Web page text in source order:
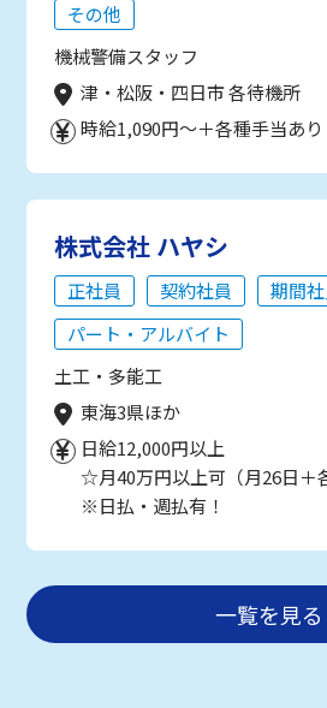
その他
機械警備スタッフ
津・松阪・四日市 各待機所
時給1,090円～＋各種手当あり
株式会社 ハヤシ
正社員 契約社員
期間
パート・アルバイト
土工・多能工
東海3県ほか
日給12,000円以上
☆月40万円以上可（月26日＋
※日払・週払有！
一覧を見る